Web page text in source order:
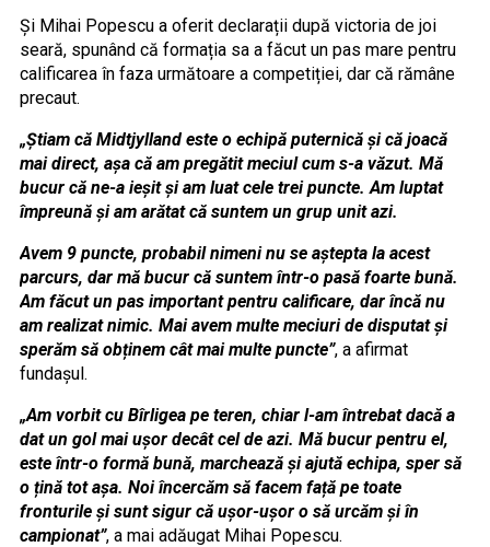
Și Mihai Popescu a oferit declarații după victoria de joi
seară, spunând că formația sa a făcut un pas mare pentru
calificarea în faza următoare a competiției, dar că rămâne
precaut.
„Știam că Midtjylland este o echipă puternică și că joacă
mai direct, așa că am pregătit meciul cum s-a văzut. Mă
bucur că ne-a ieșit și am luat cele trei puncte. Am luptat
împreună și am arătat că suntem un grup unit azi.
Avem 9 puncte, probabil nimeni nu se aștepta la acest
parcurs, dar mă bucur că suntem într-o pasă foarte bună.
Am făcut un pas important pentru calificare, dar încă nu
am realizat nimic. Mai avem multe meciuri de disputat și
sperăm să obținem cât mai multe puncte”, a afirmat
fundașul.
„Am vorbit cu Bîrligea pe teren, chiar l-am întrebat dacă a
dat un gol mai ușor decât cel de azi. Mă bucur pentru el,
este într-o formă bună, marchează și ajută echipa, sper să
o țină tot așa. Noi încercăm să facem față pe toate
fronturile și sunt sigur că ușor-ușor o să urcăm și în
campionat”, a mai adăugat Mihai Popescu.